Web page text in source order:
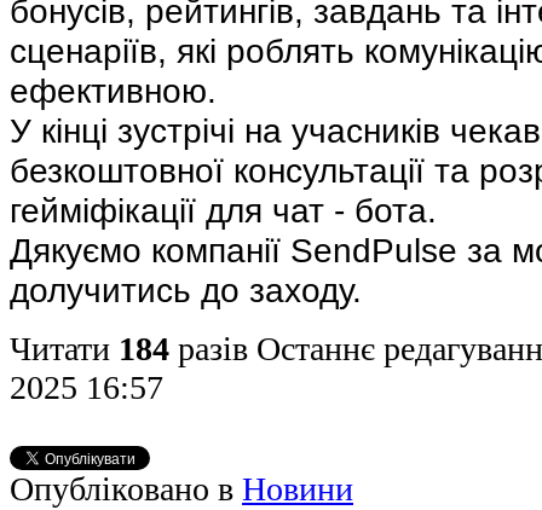
бонусів, рейтингів, завдань та
сценаріїв, які роблять
ефективною.
У кінці зустрічі на учасників
безкоштовної консультації та
гейміфікації для чат - бота.
Дякуємо компанії SendPulse за
долучитись до заходу.
Читати 184 разів Останнє
2025 16:57
Опубліковано в Новини